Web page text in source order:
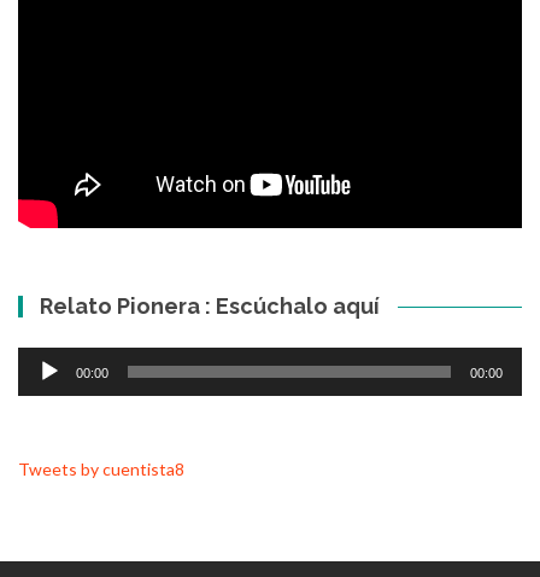
Relato Pionera : Escúchalo aquí
Reproductor
00:00 00:00
Tweets by cuentista8